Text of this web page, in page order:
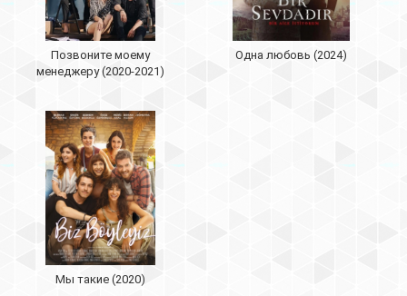
Позвоните моему
менеджеру (2020-2021)
Одна любовь (2024)
Мы такие (2020)